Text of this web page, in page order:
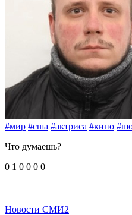
#мир #сша #актриса #кино
Что думаешь?
0 1 0 0 0 0
Новости СМИ2